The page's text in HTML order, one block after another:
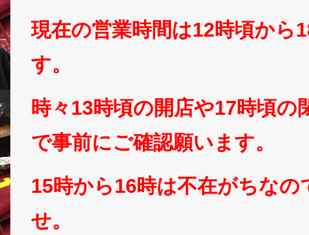
現在の営業時間は12時頃から
す。
時々13時頃の開店や17時頃の
で事前にご確認願います。
15時から16時は不在がちなの
せ。